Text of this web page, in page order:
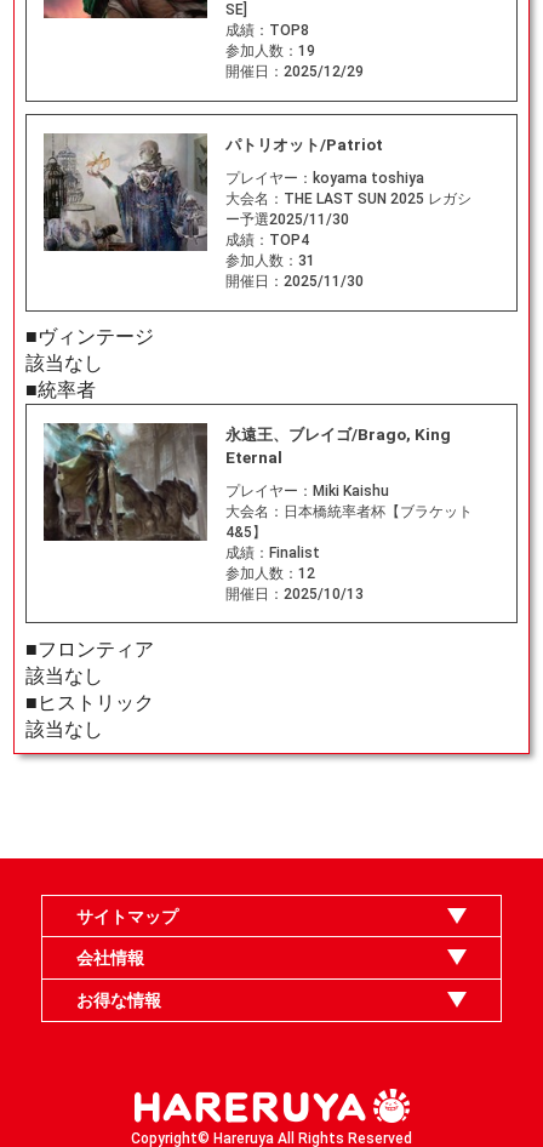
SE]
成績： TOP8
参加人数： 19
開催日： 2025/12/29
パトリオット/Patriot
プレイヤー： koyama toshiya
大会名： THE LAST SUN 2025 レガシ
ー予選2025/11/30
成績： TOP4
参加人数： 31
開催日： 2025/11/30
■ヴィンテージ
該当なし
■統率者
永遠王、ブレイゴ/Brago, King
Eternal
プレイヤー： Miki Kaishu
大会名： 日本橋統率者杯【ブラケット
4&5】
成績： Finalist
参加人数： 12
開催日： 2025/10/13
■フロンティア
該当なし
■ヒストリック
該当なし
サイトマップ
オンラインショップ
買取
記事
選手一覧
デッキ検索
デッキ構築
イベント・大会
店舗のご案内
お問い合わせ
ヘルプ
FAQ
会社情報
利用規約
スタッフ募集
特定商取引法表示
個人情報保護指針
企業情報
お得な情報
Copyright© Hareruya All Rights Reserved